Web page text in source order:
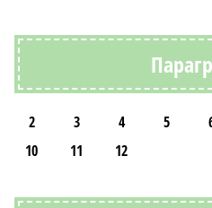
2 3 4 5
10
11 12